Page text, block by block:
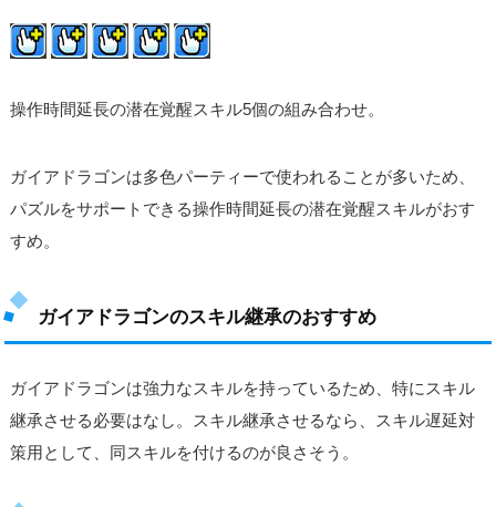
操作時間延長の潜在覚醒スキル5個の組み合わせ。
ガイアドラゴンは多色パーティーで使われることが多いため、
パズルをサポートできる操作時間延長の潜在覚醒スキルがおす
すめ。
ガイアドラゴンのスキル継承のおすすめ
ガイアドラゴンは強力なスキルを持っているため、特にスキル
継承させる必要はなし。スキル継承させるなら、スキル遅延対
策用として、同スキルを付けるのが良さそう。